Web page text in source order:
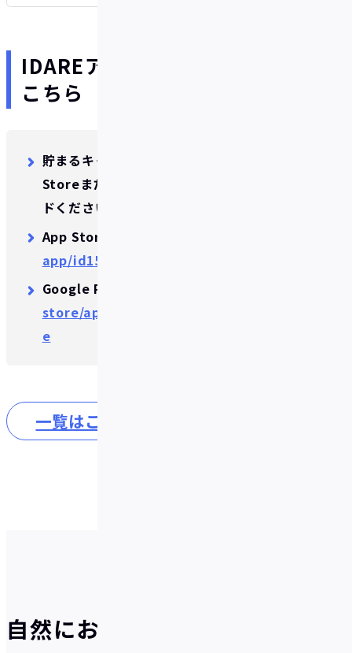
IDAREアプリのダウンロードは
こちら
貯まるキャッシュレスアプリ​IDARE​は、​App
StoreまたはGoogle Play​よりダウンロー
ドください。
App Store:​
app/id1562618580?mt=8
Google Play:
store/apps/details?id=jp.co.fivot.idar
e
一覧はこちら
自然にお得が貯まる、